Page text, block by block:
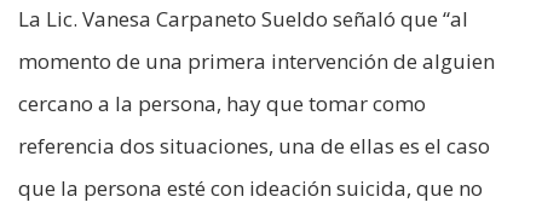
La Lic. Vanesa Carpaneto Sueldo señaló que “al
momento de una primera intervención de alguien
cercano a la persona, hay que tomar como
referencia dos situaciones, una de ellas es el caso
que la persona esté con ideación suicida, que no